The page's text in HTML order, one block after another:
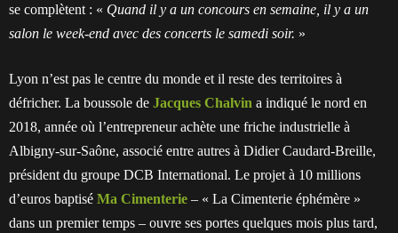
se complètent : « Quand il y a un concours en semaine, il y a un
salon le week-end avec des concerts le samedi soir. »
Lyon n’est pas le centre du monde et il reste des territoires à
défricher. La boussole de Jacques Chalvin a indiqué le nord en
2018, année où l’entrepreneur achète une friche industrielle à
Albigny-sur-Saône, associé entre autres à Didier Caudard-Breille,
président du groupe DCB International. Le projet à 10 millions
d’euros baptisé Ma Cimenterie – « La Cimenterie éphémère »
dans un premier temps – ouvre ses portes quelques mois plus tard,